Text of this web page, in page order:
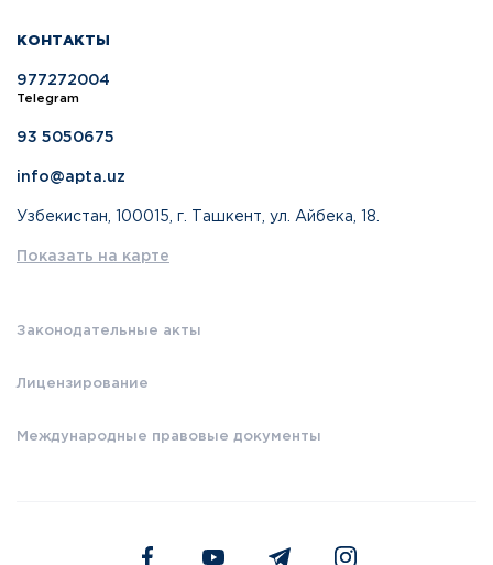
КОНТАКТЫ
977272004
Telegram
93 5050675
info@apta.uz
Узбекистан, 100015, г. Ташкент, ул. Айбека, 18.
Показать на карте
Законодательные акты
Лицензирование
Международные правовые документы